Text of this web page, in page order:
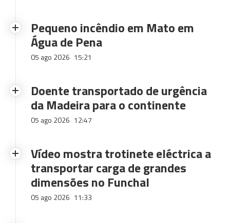
Pequeno incêndio em Mato em
Água de Pena
05 ago 2026 15:21
Doente transportado de urgência
da Madeira para o continente
05 ago 2026 12:47
Vídeo mostra trotinete eléctrica a
transportar carga de grandes
dimensões no Funchal
05 ago 2026 11:33